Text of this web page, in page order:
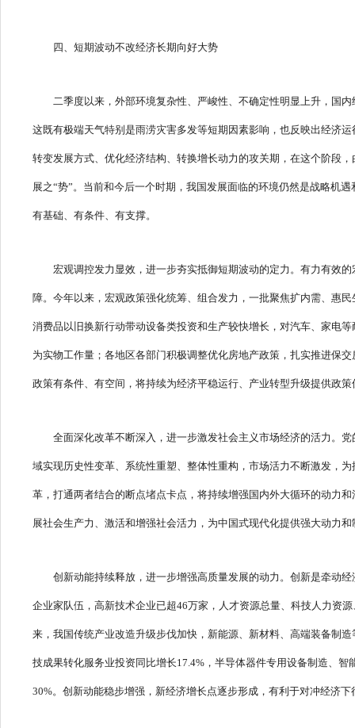
四、短期波动不改经济长期向好大势
二季度以来，外部环境复杂性、严峻性、不确定性明显上升，国
这既有极端天气特别是雨涝灾害多发等短期因素影响，也反映出经济
转变发展方式、优化经济结构、转换增长动力的攻关期，在这个阶段
展之“势”。当前和今后一个时期，我国发展面临的环境仍然是战略机
有基础、有条件、有支撑。
宏观调控发力显效，进一步夯实抵御短期波动的定力。有力有效
障。今年以来，宏观政策强化统筹、组合发力，一批聚焦扩内需、惠
消费品以旧换新行动带动设备类投资和生产较快增长，对汽车、家电
为实物工作量；各地区各部门积极调整优化房地产政策，扎实推进保
政策有条件、有空间，将持续为经济平稳运行、产业转型升级提供政策
全面深化改革不断深入，进一步激发社会主义市场经济的活力。
域实现历史性变革、系统性重塑、整体性重构，市场活力不断激发，
革，打通两者结合的断点堵点卡点，将持续增强国内外大循环的动力
展社会生产力、激活和增强社会活力，为中国式现代化提供强大动力和
创新动能持续释放，进一步增强高质量发展的动力。创新是牵动
企业家队伍，高新技术企业已超46万家，人才资源总量、科技人力资
来，我国传统产业改造升级步伐加快，新能源、新材料、高端装备制
技成果转化服务业投资同比增长17.4%，半导体器件专用设备制造、
30%。创新动能稳步增强，新经济增长点逐步形成，有利于对冲经济